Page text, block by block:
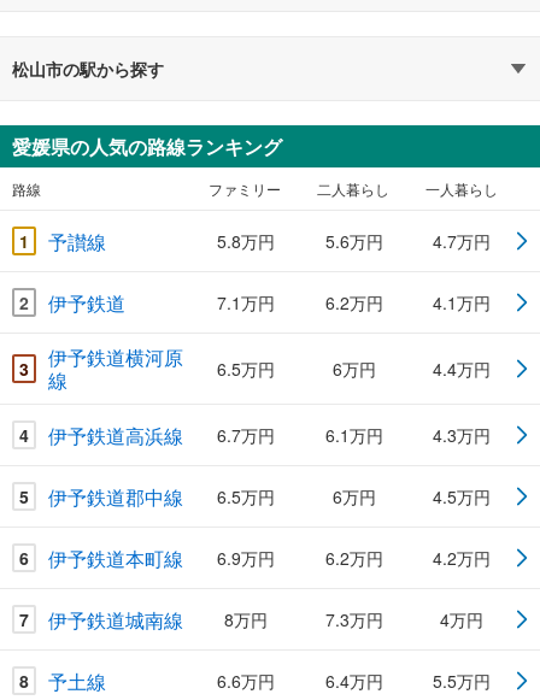
松山市の駅から探す
愛媛県の人気の路線ランキング
路線 ファミリー 二人暮らし 一人暮らし
1 予讃線 5.8万円 5.6万円 4.7万円
2 伊予鉄道 7.1万円 6.2万円 4.1万円
3
伊予鉄道横河原
線
6.5万円 6万円 4.4万円
4 伊予鉄道高浜線 6.7万円 6.1万円 4.3万円
5 伊予鉄道郡中線 6.5万円 6万円 4.5万円
6 伊予鉄道本町線 6.9万円 6.2万円 4.2万円
7 伊予鉄道城南線 8万円 7.3万円 4万円
8 予土線 6.6万円 6.4万円 5.5万円